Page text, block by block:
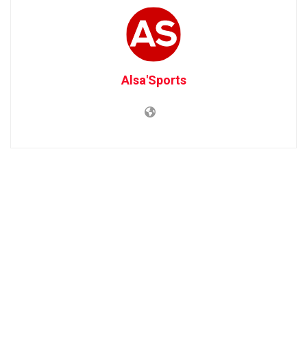
Alsa'Sports